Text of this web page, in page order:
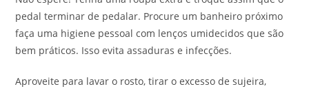
pedal terminar de pedalar. Procure um banheiro próximo
faça uma higiene pessoal com lenços umidecidos que são
bem práticos. Isso evita assaduras e infecções.
Aproveite para lavar o rosto, tirar o excesso de sujeira,